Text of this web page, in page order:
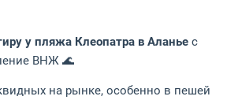
у пляжа Клеопатра в Аланье с
ВНЖ 🌊
на рынке, особенно в пешей